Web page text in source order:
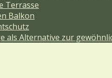
Terrasse
Balkon
als Alternative zur